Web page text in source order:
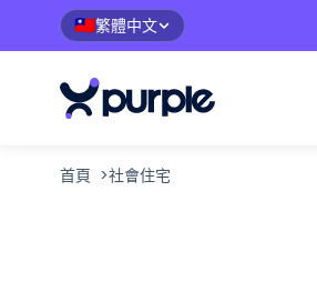
🇹🇼繁體中文
首頁 >社會住宅